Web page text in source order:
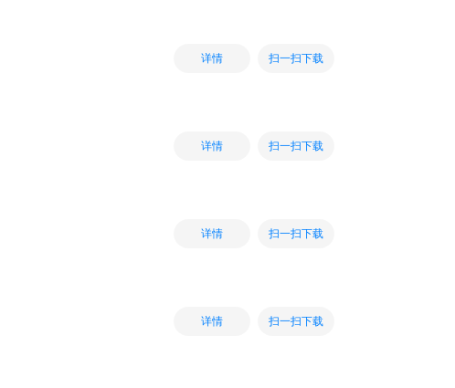
详情 扫一扫下载
详情 扫一扫下载
详情 扫一扫下载
详情 扫一扫下载